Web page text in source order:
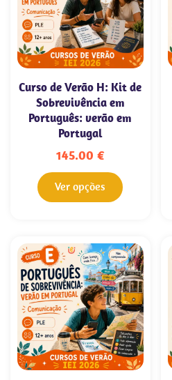
Curso de Verão H: Kit de
Sobrevivência em
Português: verão em
Portugal
145.00 €
Ver opções